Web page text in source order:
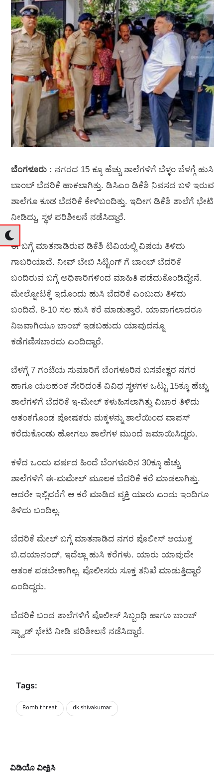
ಬೆಂಗಳೂರು : ನಗರದ 15 ಕ್ಕೂ ಹೆಚ್ಚು ಶಾಲೆಗಳಿಗೆ ಬೆಳ್ಳಂ ಬೆಳಗ್ಗೆ ಹುಸಿ
ಬಾಂಬ್‌ ಬೆದರಿಕೆ ಹಾಕಲಾಗಿತ್ತು. ಡಿಸಿಎಂ ಡಿಕೆಶಿ ನಿವಸದ ಬಳಿ ಇರುವ
ಶಾಲೆಗೂ ಕೂಡ ಬೆದರಿಕೆ ಕೇಳಿಬಂದಿತ್ತು. ಇದೀಗ ಡಿಕೆಶಿ ಶಾಲೆಗೆ ಭೇಟಿ
ನೀಡಿದ್ದು, ಸ್ಥಳ ಪರಿಶೀಲನೆ ನಡೆಸಿದ್ದಾರೆ.
ಈ ಬಗ್ಗೆ ಮಾತನಾಡಿರುವ ಡಿಕೆಶಿ ಟಿವಿಯಲ್ಲಿ ವಿಷಯ ತಿಳಿದು
ಗಾಬರಿಯಾದೆ. ನೀವ್ ಬೇಬಿ ಸಿಟ್ಟಿಂಗ್‌ ಗೆ ಬಾಂಬ್‌ ಬೆದರಿಕೆ
ಬಂದಿರುವ ಬಗ್ಗೆ ಅಧಿಕಾರಿಗಳಿಂದ ಮಾಹಿತಿ ಪಡೆದುಕೊಂಡಿದ್ದೇನೆ.
ಮೇಲ್ನೋಟಕ್ಕೆ ಇದೊಂದು ಹುಸಿ ಬೆದರಿಕೆ ಎಂಬುದು ತಿಳಿದು
ಬಂದಿದೆ. 8-10 ಸಲ ಹುಸಿ ಕರೆ ಮಾಡುತ್ತಾರೆ. ಯಾವಾಗಲಾದರೂ
ನಿಜವಾಗಿಯೂ ಬಾಂಬ್‌ ಇಡಬಹುದು ಯಾವುದನ್ನೂ
ಕಡೆಗಣಿಸಬಾರದು ಎಂದಿದ್ದಾರೆ.‌
ಬೆಳಗ್ಗೆ 7 ಗಂಟೆಯ ಸುಮಾರಿಗೆ ಬೆಂಗಳೂರಿನ ಬಸವೇಶ್ವರ ನಗರ
ಹಾಗೂ ಯಲಹಂಕ ಸೇರಿದಂತೆ ವಿವಿಧ ಸ್ಥಳಗಳ ಒಟ್ಟು 15ಕ್ಕೂ ಹೆಚ್ಚು
ಶಾಲೆಗಳಿಗೆ ಬೆದರಿಕೆ ಇ-ಮೇಲ್‌ ಕಳುಹಿಸಲಾಗಿತ್ತು ವಿಚಾರ ತಿಳಿದು
ಆತಂಕಗೊಂಡ ಪೋಷಕರು ಮಕ್ಕಳನ್ನು ಶಾಲೆಯಿಂದ ವಾಪಸ್‌
ಕರೆದುಕೊಂಡು ಹೋಗಲು ಶಾಲೆಗಳ ಮುಂದೆ ಜಮಾಯಿಸಿದ್ದರು.
ಕಳೆದ ಒಂದು ವರ್ಷದ ಹಿಂದೆ ಬೆಂಗಳೂರಿನ 30ಕ್ಕೂ ಹೆಚ್ಚು
ಶಾಲೆಗಳಿಗೆ ಈ-ಮಮೇಲ್‌ ಮೂಲಕ ಬೆದರಿಕೆ ಕರೆ ಮಾಡಲಾಗಿತ್ತು.
ಆದರೇ ಇಲ್ಲಿವರೆಗೆ ಆ ಕರೆ ಮಾಡಿದ ವ್ಯಕ್ತಿ ಯಾರು ಎಂದು ಇಂದಿಗೂ
ತಿಳಿದು ಬಂದಿಲ್ಲ.
ಬೆದರಿಕೆ ಮೇಲ್‌ ಬಗ್ಗೆ ಮಾತನಾಡಿದ ನಗರ ಪೊಲೀಸ್‌ ಆಯುಕ್ತ
ಬಿ.ದಯಾನಂದ್‌, ಇದೆಲ್ಲಾ ಹುಸಿ ಕರೆಗಳು. ಯಾರು ಯಾವುದೇ
ಆತಂಕ ಪಡಬೇಕಾಗಿಲ್ಲ. ಪೊಲೀಸರು ಸೂಕ್ತ ತನಿಖೆ ಮಾಡುತ್ತಿದ್ದಾರೆ
ಎಂದಿದ್ದರು.
ಬೆದರಿಕೆ ಬಂದ ಶಾಲೆಗಳಿಗೆ ಪೊಲೀಸ್‌ ಸಿಬ್ಬಂಧಿ ಹಾಗೂ ಬಾಂಬ್‌
ಸ್ಕ್ವಾಡ್‌ ಭೇಟಿ ನೀಡಿ ಪರಿಶೀಲನೆ ನಡೆಸಿದ್ದಾರೆ.
Tags:
Bomb threat dk shivakumar
ವಿಡಿಯೊ ವೀಕ್ಷಿಸಿ